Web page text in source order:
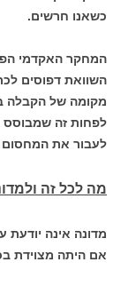
כשאנו חרשים.
המחקר האקדמי
השוואת דפוסים
מקומה של הקבלה
לפחות זה שמבוסס
לעבור את המחסום
מה לכל זה
מדונה אינה יודעת
אם היתה מצוידת